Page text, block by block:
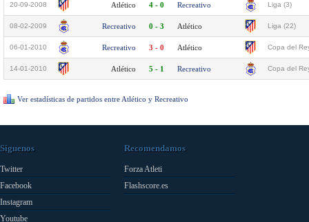
20-09-2008 Atlético 4 - 0 Recreativo Liga (3)
08-02-2009 Recreativo 0 - 3 Atlético Liga (22)
06-01-2010 Recreativo 3 - 0 Atlético Copa del
14-01-2010 Atlético 5 - 1 Recreativo Copa del
Ver estadísticas de partidos entre Atlético y Recreativo
Síguenos
Twitter
Facebook
Instagram
Youtube
Recomendamos
Forza Atleti
Flashscore.es